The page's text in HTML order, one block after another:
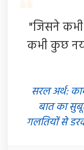
"जिसने
कभी कुछ
सरल अर्थ:
बात का
गलतियों से